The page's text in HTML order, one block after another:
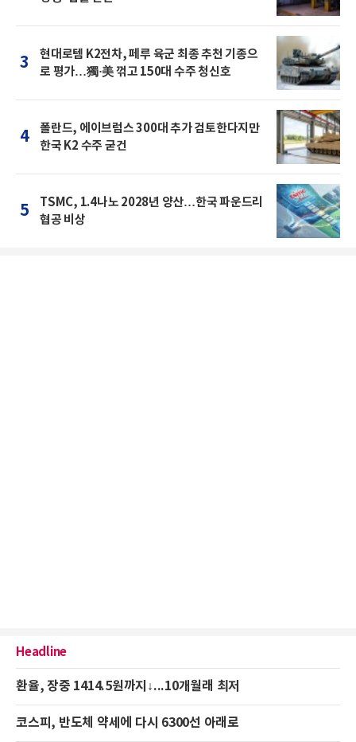
3
현대로템 K2전차, 페루 육군 최종 추천 기종으
로 평가…獨·美 꺾고 150대 수주 청신호
4
폴란드, 에이브럼스 300대 추가 검토한다지만
한국 K2 수주 굳건
5
TSMC, 1.4나노 2028년 양산…한국 파운드리
협공 비상
Headline
환율, 장중 1414.5원까지↓...10개월래 최저
코스피, 반도체 약세에 다시 6300선 아래로